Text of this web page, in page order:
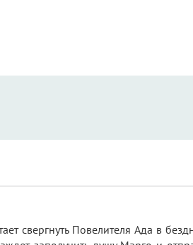
свергнуть Повелителя Ада в